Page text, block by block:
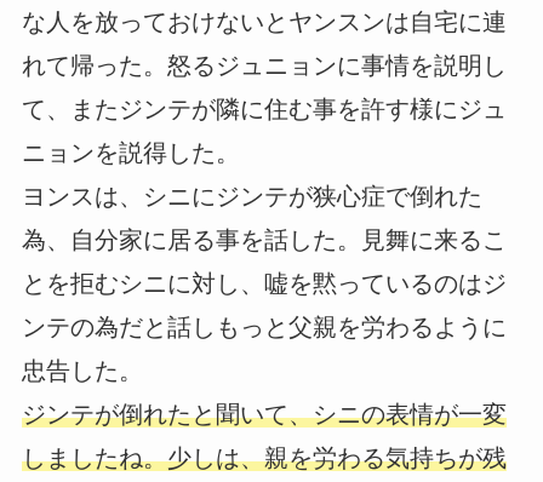
な人を放っておけないとヤンスンは自宅に連
れて帰った。怒るジュニョンに事情を説明し
て、またジンテが隣に住む事を許す様にジュ
ニョンを説得した。
ヨンスは、シニにジンテが狭心症で倒れた
為、自分家に居る事を話した。見舞に来るこ
とを拒むシニに対し、嘘を黙っているのはジ
ンテの為だと話しもっと父親を労わるように
忠告した。
ジンテが倒れたと聞いて、シニの表情が一変
しましたね。少しは、親を労わる気持ちが残